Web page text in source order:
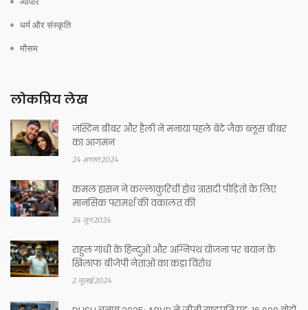
धर्म और संस्कृति
मौसम
लोकप्रिय लेख
जस्टिन बीबर और हैली ने मनाया पहले बेटे जैक ब्लूस बीबर
का आगमन
24 अगस्त 2024
कमल हासन ने कल्लाकुरिची होच त्रासदी पीड़ितों के लिए
मानसिक परामर्श की वकालत की
24 जून 2024
राहुल गांधी के हिन्दुओं और अग्निपथ योजना पर बयान के
खिलाफ बीजेपी नेताओं का कड़ा विरोध
2 जुलाई 2024